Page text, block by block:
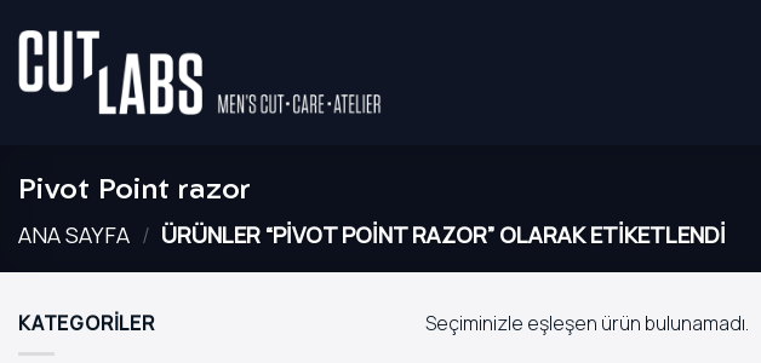
atla
Pivot Point razor
ANA SAYFA / ÜRÜNLER “PIVOT POINT RAZOR” OLARAK ETIKETLENDI
KATEGORİLER Seçiminizle eşleşen ürün bulunamadı.